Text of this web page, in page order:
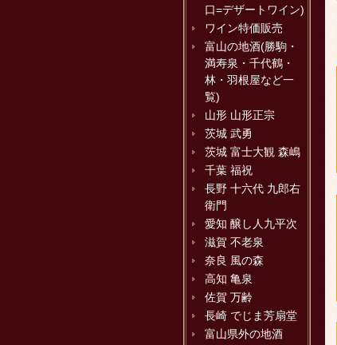
口=デザートワイン)
ワイン特価販売
富山の地酒(勝駒・
満寿泉・千代鶴・
林・羽根屋など一
覧)
山形 山形正宗
茨城 武勇
茨城 富士大観 森嶋
千葉 福祝
長野 十六代 九郎右
衛門
愛知 醸し人九平次
滋賀 不老泉
奈良 風の森
高知 亀泉
佐賀 万齢
長崎 でじま芳扇堂
富山県外の地酒